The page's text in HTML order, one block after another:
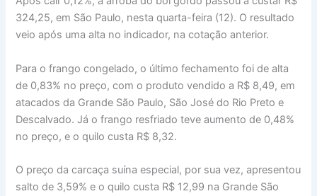
324,25, em São Paulo, nesta quarta-feira (12). O resultado
veio após uma alta no indicador, na cotação anterior.
Para o frango congelado, o último fechamento foi de alta
de 0,83% no preço, com o produto vendido a R$ 8,49, em
atacados da Grande São Paulo, São José do Rio Preto e
Descalvado. Já o frango resfriado teve aumento de 0,48%
no preço, e o quilo custa R$ 8,32.
O preço da carcaça suína especial, por sua vez, apresentou
salto de 3,59% e o quilo custa R$ 12,99 na Grande São